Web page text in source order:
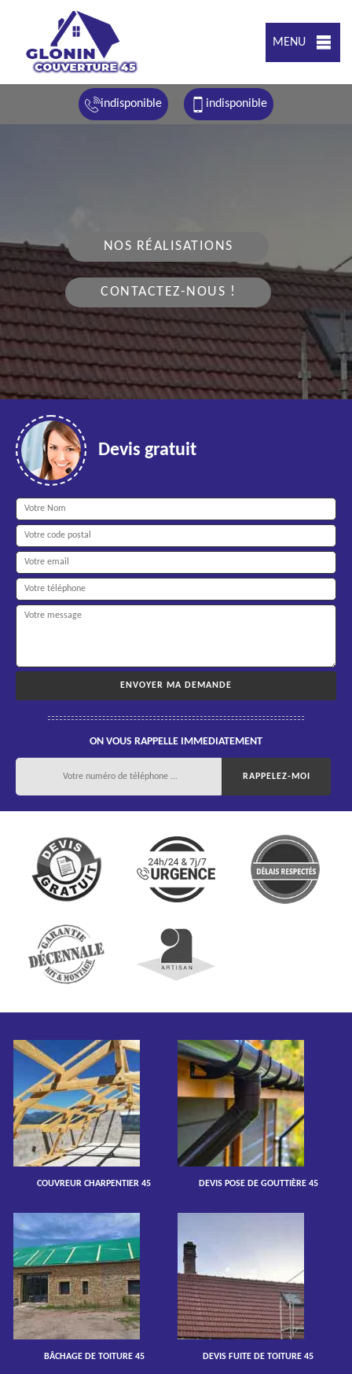
MENU
indisponible indisponible
NOS RÉALISATIONS
CONTACTEZ-NOUS !
Devis gratuit
ON VOUS RAPPELLE IMMEDIATEMENT
COUVREUR CHARPENTIER 45 DEVIS POSE DE GOUTTIÈRE 45
BÂCHAGE DE TOITURE 45 DEVIS FUITE DE TOITURE 45